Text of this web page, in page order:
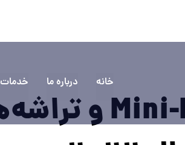
خدمات درباره ما خانه